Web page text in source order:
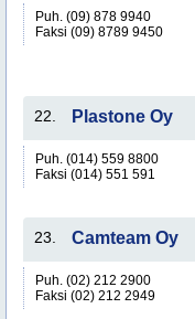
Puh. (09) 878 9940
Faksi (09) 8789 9450
22. Plastone Oy
Puh. (014) 559 8800
Faksi (014) 551 591
23. Camteam Oy
Puh. (02) 212 2900
Faksi (02) 212 2949